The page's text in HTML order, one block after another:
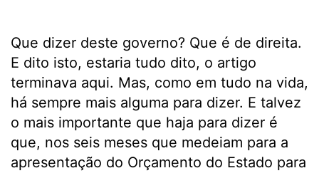
Que dizer deste governo? Que é de direita.
E dito isto, estaria tudo dito, o artigo
terminava aqui. Mas, como em tudo na vida,
há sempre mais alguma para dizer. E talvez
o mais importante que haja para dizer é
que, nos seis meses que medeiam para a
apresentação do Orçamento do Estado para